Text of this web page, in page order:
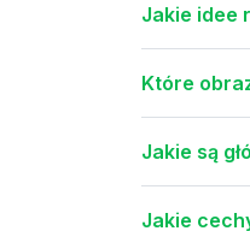
Jakie idee
Które
Jakie są
Jakie